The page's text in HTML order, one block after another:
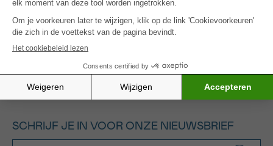
Alle gefinancierde projecten
SCHRIJF JE IN VOOR ONZE NIEUWSBRIEF